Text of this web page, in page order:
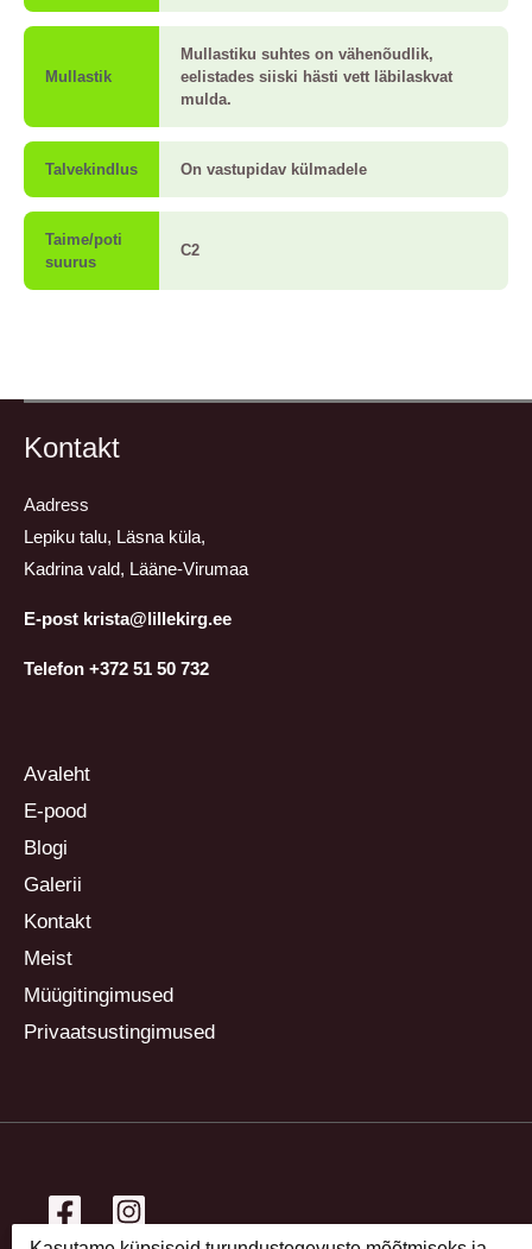
Mullastik
Mullastiku suhtes on vähenõudlik,
eelistades siiski hästi vett läbilaskvat
mulda.
Talvekindlus On vastupidav külmadele
Taime/poti
suurus
C2
Kontakt
Aadress
Lepiku talu, Läsna küla,
Kadrina vald, Lääne-Virumaa
E-post krista@lillekirg.ee
Telefon +372 51 50 732
Avaleht
E-pood
Blogi
Galerii
Kontakt
Meist
Müügitingimused
Privaatsustingimused